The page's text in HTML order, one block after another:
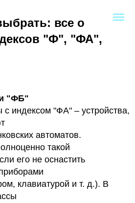
все о
"Ф", "ФА",
"ФБ"
с индексом "ФА" – устройства,
автоматов.
такой
его не оснастить
клавиатурой и т. д.). В